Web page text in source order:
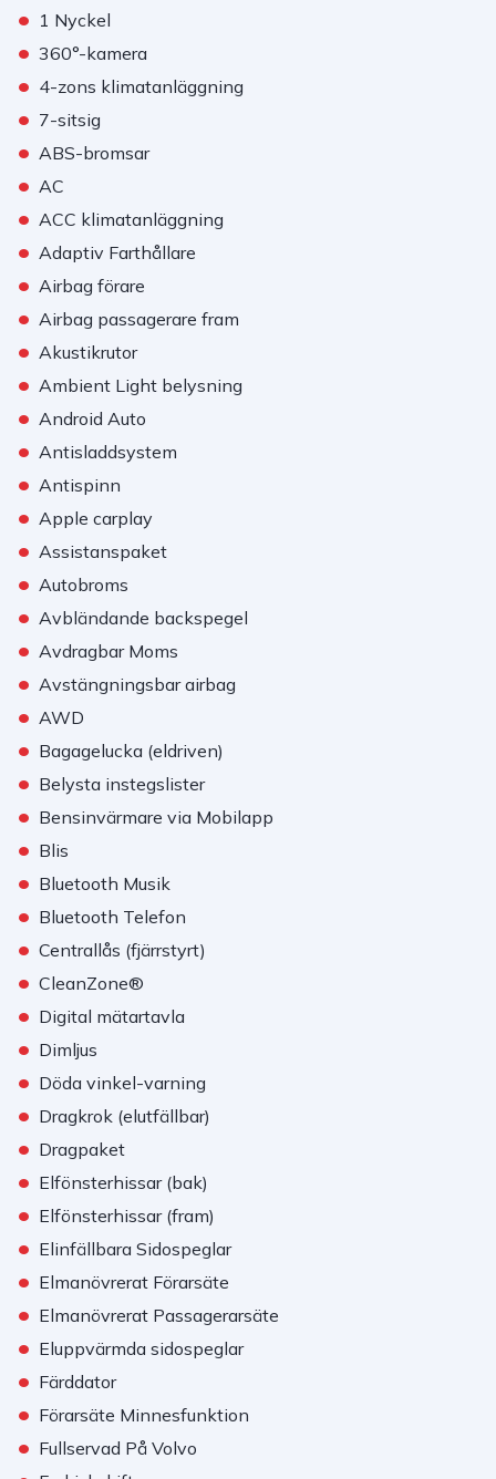
• 1 Nyckel
• 360°-kamera
• 4-zons klimatanläggning
• 7-sitsig
• ABS-bromsar
• AC
• ACC klimatanläggning
• Adaptiv Farthållare
• Airbag förare
• Airbag passagerare fram
• Akustikrutor
• Ambient Light belysning
• Android Auto
• Antisladdsystem
• Antispinn
• Apple carplay
• Assistanspaket
• Autobroms
• Avbländande backspegel
• Avdragbar Moms
• Avstängningsbar airbag
• AWD
• Bagagelucka (eldriven)
• Belysta instegslister
• Bensinvärmare via Mobilapp
• Blis
• Bluetooth Musik
• Bluetooth Telefon
• Centrallås (fjärrstyrt)
• CleanZone®
• Digital mätartavla
• Dimljus
• Döda vinkel-varning
• Dragkrok (elutfällbar)
• Dragpaket
• Elfönsterhissar (bak)
• Elfönsterhissar (fram)
• Elinfällbara Sidospeglar
• Elmanövrerat Förarsäte
• Elmanövrerat Passagerarsäte
• Eluppvärmda sidospeglar
• Färddator
• Förarsäte Minnesfunktion
• Fullservad På Volvo